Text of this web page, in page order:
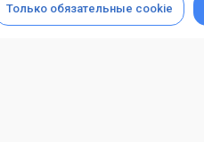
Только обязательные cookie